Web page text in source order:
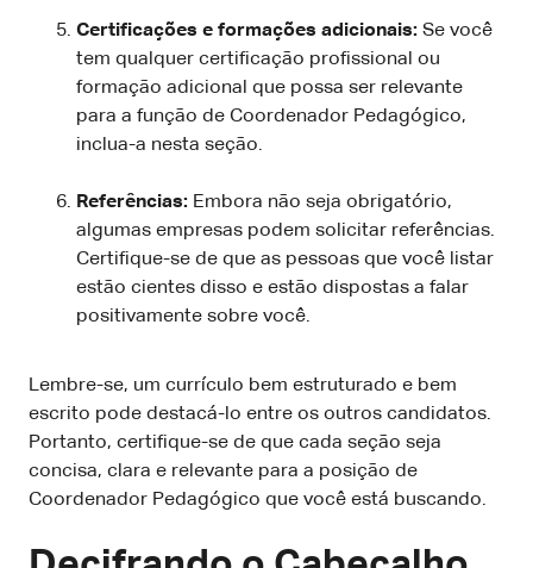
Certificações e formações adicionais: Se você
tem qualquer certificação profissional ou
formação adicional que possa ser relevante
para a função de Coordenador Pedagógico,
inclua-a nesta seção.
Referências: Embora não seja obrigatório,
algumas empresas podem solicitar referências.
Certifique-se de que as pessoas que você listar
estão cientes disso e estão dispostas a falar
positivamente sobre você.
Lembre-se, um currículo bem estruturado e bem
escrito pode destacá-lo entre os outros candidatos.
Portanto, certifique-se de que cada seção seja
concisa, clara e relevante para a posição de
Coordenador Pedagógico que você está buscando.